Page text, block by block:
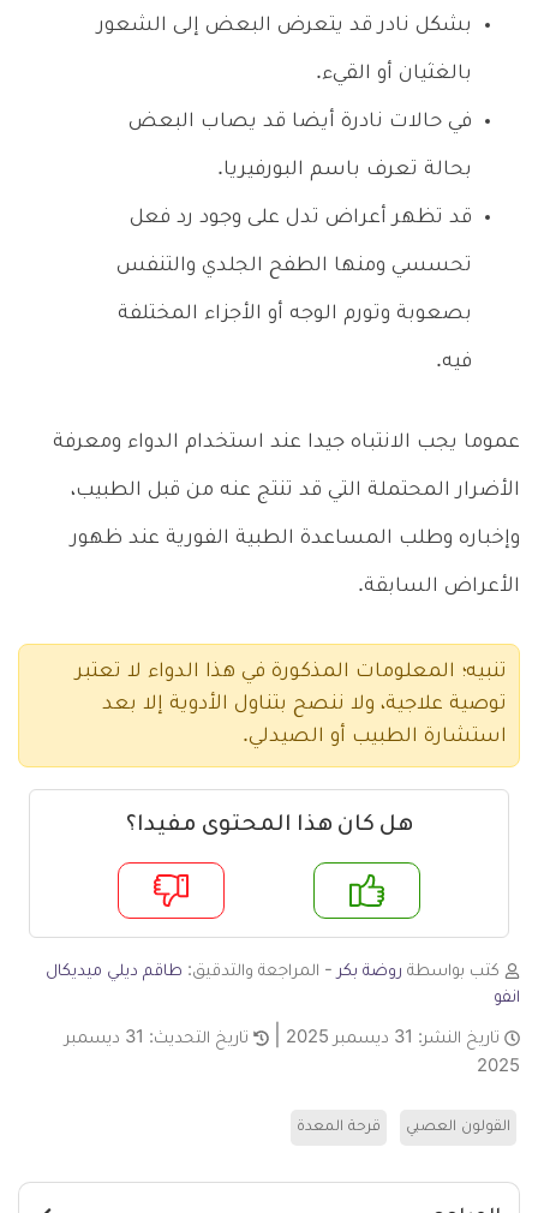
بشكل نادر قد يتعرض البعض إلى الشعور
بالغثيان أو القيء.
في حالات نادرة أيضا قد يصاب البعض
بحالة تعرف باسم البورفيريا.
قد تظهر أعراض تدل على وجود رد فعل
تحسسي ومنها الطفح الجلدي والتنفس
بصعوبة وتورم الوجه أو الأجزاء المختلفة
فيه.
عموما يجب الانتباه جيدا عند استخدام الدواء ومعرفة
الأضرار المحتملة التي قد تنتج عنه من قبل الطبيب،
وإخباره وطلب المساعدة الطبية الفورية عند ظهور
الأعراض السابقة.
تنبيه؛ المعلومات المذكورة في هذا الدواء لا تعتبر
توصية علاجية، ولا ننصح بتناول الأدوية إلا بعد
استشارة الطبيب أو الصيدلي.
هل كان هذا المحتوى مفيدا؟
لا
كتب بواسطة روضة بكر - المراجعة والتدقيق: طاقم ديلي ميديكال
انفو
تاريخ النشر: 31 ديسمبر 2025 تاريخ التحديث:
31 ديسمبر
2025
القولون العصبي قرحة المعدة